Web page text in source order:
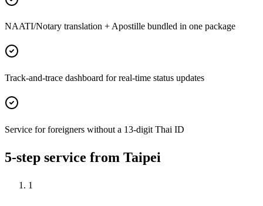
NAATI/Notary translation + Apostille bundled in one package
Track-and-trace dashboard for real-time status updates
Service for foreigners without a 13-digit Thai ID
5-step service from Taipei
1